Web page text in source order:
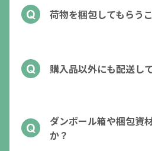
荷物を梱包してもらう
購入品以外にも配送し
ダンボール箱や梱包資
か？